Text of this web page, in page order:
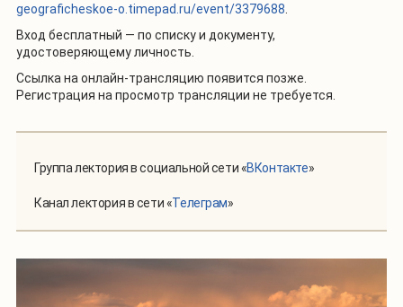
geograficheskoe-o.timepad.ru/event/3379688
Вход бесплатный — по списку и документу,
удостоверяющему личность.
Ссылка на онлайн-трансляцию появится позже.
Регистрация на просмотр трансляции не требуется.
Группа лектория в социальной сети «ВКонтакте»
Канал лектория в сети «Телеграм»